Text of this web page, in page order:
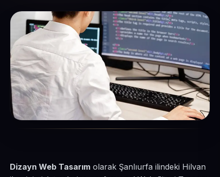
Dizayn Web Tasarım olarak Şanlıurfa ilindeki Hilvan